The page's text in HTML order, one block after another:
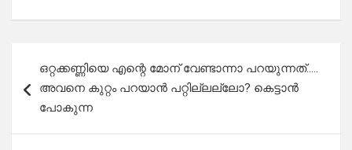
navigation
ഒറ്റക്കണ്ണിയെ എന്റെ മോന് വേണ്ടാന്നാ പറയുന്നത്…..
അവനെ കുറ്റം പറയാൻ പറ്റില്ലല്ലോ? കെട്ടാൻ
പോകുന്ന